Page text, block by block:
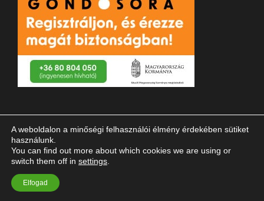
© 2023 Magyar Vakok és Gyengénlátók Országos Szövetsége
A weboldalon a minőségi felhasználói élmény érdekében sütiket
használunk.
You can find out more about which cookies we are using or
switch them off in settings
Elfogad